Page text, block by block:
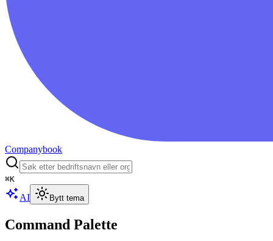
Companybook
⌘K
AI Bytt tema
Command Palette